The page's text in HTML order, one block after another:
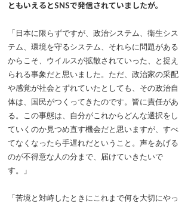
ともいえるとSNSで発信されていましたが。
「日本に限らずですが、政治システム、衛生シス
テム、環境を守るシステム、それらに問題がある
からこそ、ウイルスが拡散されていった、と捉え
られる事象だと思いました。ただ、政治家の采配
や感覚が社会とずれていたとしても、その政治自
体は、国民がつくってきたのです。皆に責任があ
る。この事態は、自分がこれからどんな選択をし
ていくのか見つめ直す機会だと思いますが、すべ
てなくなったら手遅れだということ。声をあげる
のが不得意な人の分まで、届けていきたいで
す。」
「苦境と対峙したときにこれまで何を大切にやっ